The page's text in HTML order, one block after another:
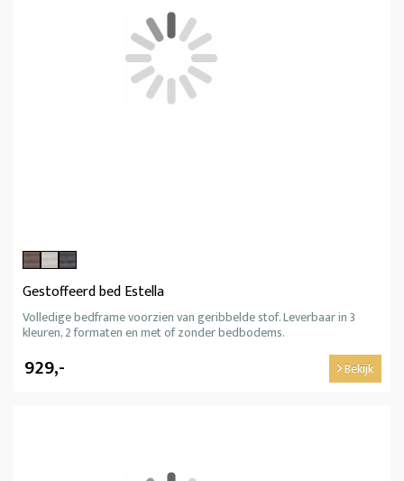
Gestoffeerd bed Estella
Volledige bedframe voorzien van geribbelde stof. Leverbaar in 3
kleuren, 2 formaten en met of zonder bedbodems.
929,- Bekijk